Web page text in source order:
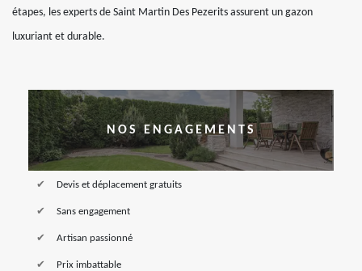
étapes, les experts de Saint Martin Des Pezerits assurent un gazon
luxuriant et durable.
NOS ENGAGEMENTS
Devis et déplacement gratuits
Sans engagement
Artisan passionné
Prix imbattable